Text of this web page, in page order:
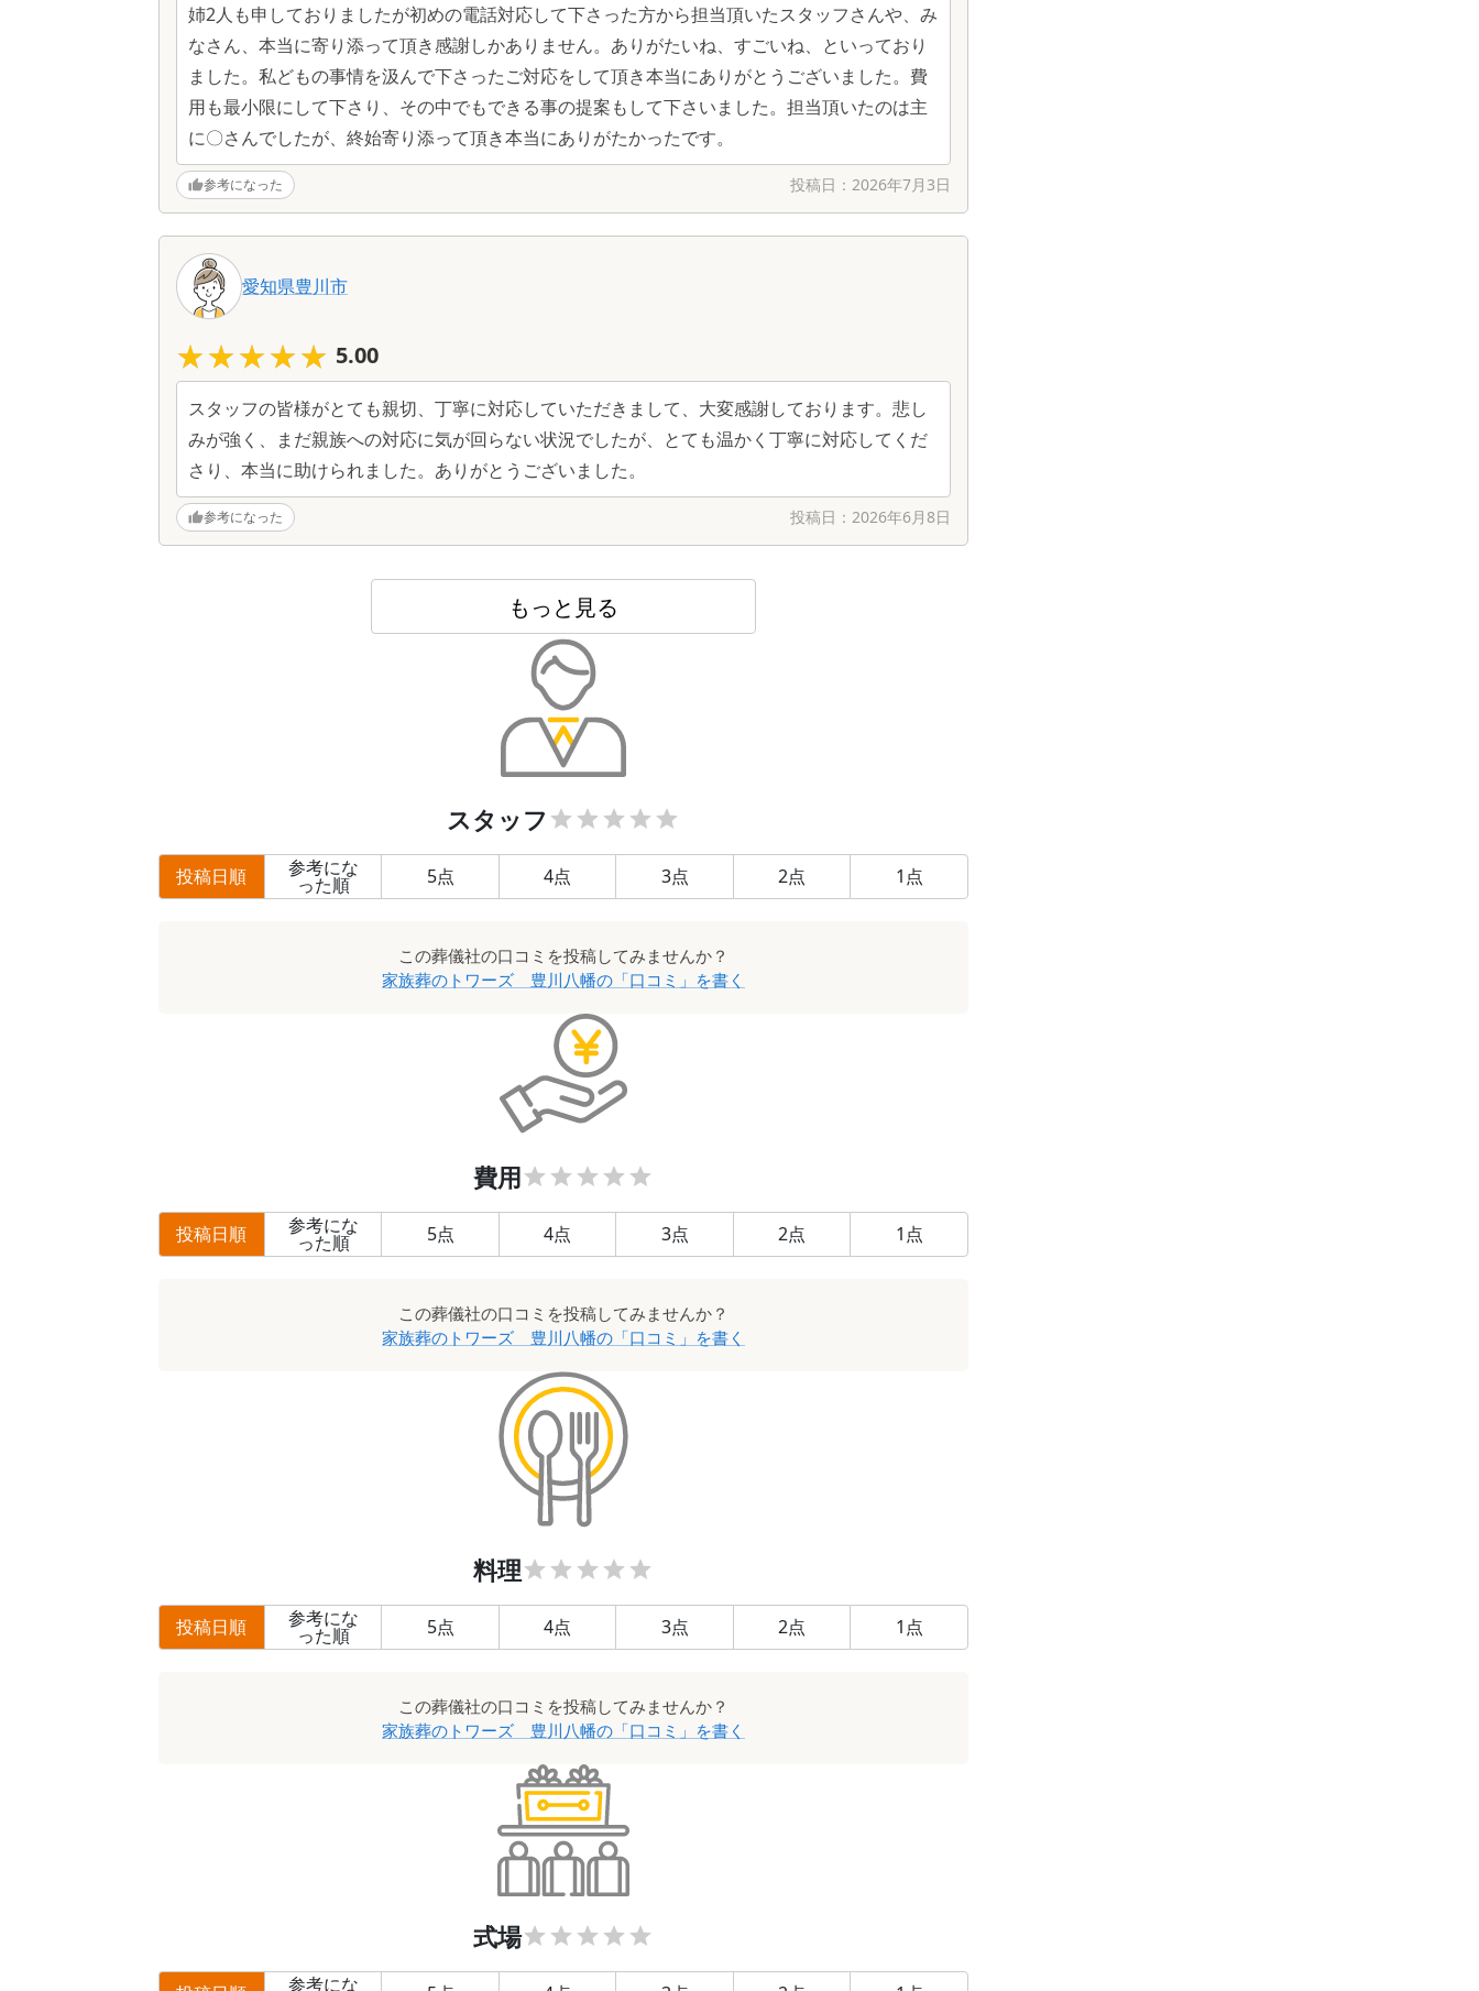
姉2人も申しておりましたが初めの電話対応して下さった方から担当頂いたスタッフさんや、み
なさん、本当に寄り添って頂き感謝しかありません。ありがたいね、すごいね、といっており
ました。私どもの事情を汲んで下さったご対応をして頂き本当にありがとうございました。費
用も最小限にして下さり、その中でもできる事の提案もして下さいました。担当頂いたのは主
に〇さんでしたが、終始寄り添って頂き本当にありがたかったです。
参考になった 投稿日： 2026年7月3日
愛知県豊川市
★★★★★
★★★★★ 5.00
スタッフの皆様がとても親切、丁寧に対応していただきまして、大変感謝しております。悲し
みが強く、まだ親族への対応に気が回らない状況でしたが、とても温かく丁寧に対応してくだ
さり、本当に助けられました。ありがとうございました。
参考になった 投稿日： 2026年6月8日
もっと見る
スタッフ
投稿日順 参考にな
った順 5点 4点 3点 2点 1 点
この葬儀社の口コミを投稿してみませんか？
家族葬のトワーズ 豊川八幡の「口コミ」を書く
費用
投稿日順 参考にな
った順 5点 4点 3点 2点 1 点
この葬儀社の口コミを投稿してみませんか？
家族葬のトワーズ 豊川八幡の「口コミ」を書く
料理
投稿日順 参考にな
った順 5点 4点 3点 2点 1 点
この葬儀社の口コミを投稿してみませんか？
家族葬のトワーズ 豊川八幡の「口コミ」を書く
式場
参考にな